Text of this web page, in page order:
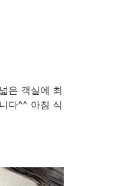
은 객실에 최
다^^ 아침 식